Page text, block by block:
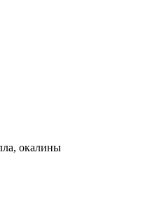
окалины